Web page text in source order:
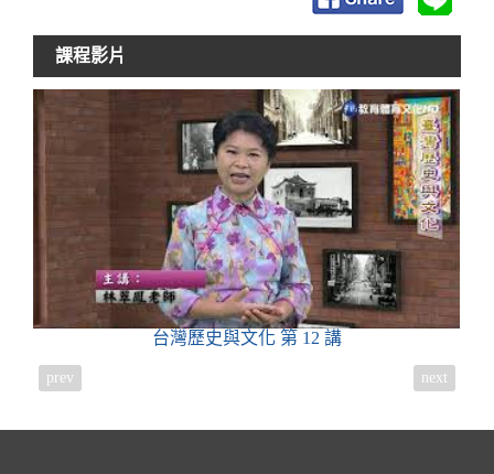
課程影片
台灣歷史與文化 第 12 講
prev next